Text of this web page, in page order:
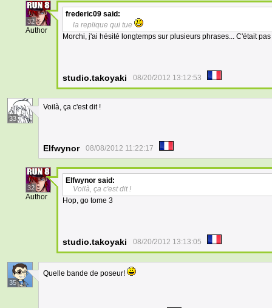
32
Author
frederic09 said:
la replique qui tue
Morchi, j'ai hésité longtemps sur plusieurs phrases... C'était
studio.takoyaki 08/20/2012 13:12:53
33
Voilà, ça c'est dit !
Elfwynor 08/08/2012 11:22:17
32
Author
Elfwynor said:
Voilà, ça c'est dit !
Hop, go tome 3
studio.takoyaki 08/20/2012 13:13:05
35
Quelle bande de poseur!